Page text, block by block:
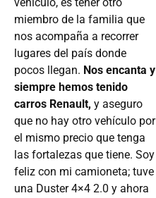
vehículo, es tener otro
miembro de la familia que
nos acompaña a recorrer
lugares del país donde
pocos llegan. Nos encanta y
siempre hemos tenido
carros Renault, y aseguro
que no hay otro vehículo por
el mismo precio que tenga
las fortalezas que tiene. Soy
feliz con mi camioneta; tuve
una Duster 4×4 2.0 y ahora